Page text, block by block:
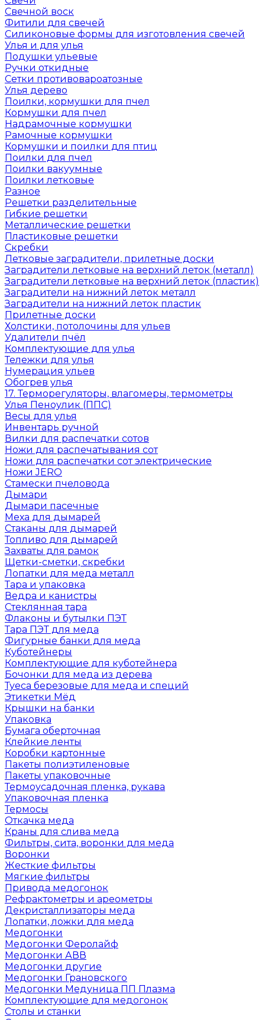
Свечной воск
Фитили для свечей
Силиконовые формы для изготовления свечей
Улья и для улья
Подушки ульевые
Ручки откидные
Сетки противовароатозные
Улья дерево
Поилки, кормушки для пчел
Кормушки для пчел
Надрамочные кормушки
Рамочные кормушки
Кормушки и поилки для птиц
Поилки для пчел
Поилки вакуумные
Поилки летковые
Разное
Решетки разделительные
Гибкие решетки
Металлические решетки
Пластиковые решетки
Скребки
Летковые заградители, прилетные доски
Заградители летковые на верхний леток (металл)
Заградители летковые на верхний леток (пластик)
Заградители на нижний леток металл
Заградители на нижний леток пластик
Прилетные доски
Холстики, потолочины для ульев
Удалители пчёл
Комплектующие для улья
Тележки для улья
Нумерация ульев
Обогрев улья
17. Терморегуляторы, влагомеры, термометры
Улья Пеноулик (ППС)
Весы для улья
Инвентарь ручной
Вилки для распечатки сотов
Ножи для распечатывания сот
Ножи для распечатки сот электрические
Ножи JERO
Стамески пчеловода
Дымари
Дымари пасечные
Меха для дымарей
Стаканы для дымарей
Топливо для дымарей
Захваты для рамок
Щетки-сметки, скребки
Лопатки для меда металл
Тара и упаковка
Ведра и канистры
Стеклянная тара
Флаконы и бутылки ПЭТ
Тара ПЭТ для меда
Фигурные банки для меда
Куботейнеры
Комплектующие для куботейнера
Бочонки для меда из дерева
Туеса березовые для меда и специй
Этикетки Мёд
Крышки на банки
Упаковка
Бумага оберточная
Клейкие ленты
Коробки картонные
Пакеты полиэтиленовые
Пакеты упаковочные
Термоусадочная пленка, рукава
Упаковочная пленка
Термосы
Откачка меда
Краны для слива меда
Фильтры, сита, воронки для меда
Воронки
Жесткие фильтры
Мягкие фильтры
Привода медогонок
Рефрактометры и ареометры
Декристаллизаторы меда
Лопатки, ложки для меда
Медогонки
Медогонки Феролайф
Медогонки АВВ
Медогонки другие
Медогонки Грановского
Медогонки Медуница ПП Плазма
Комплектующие для медогонок
Столы и станки